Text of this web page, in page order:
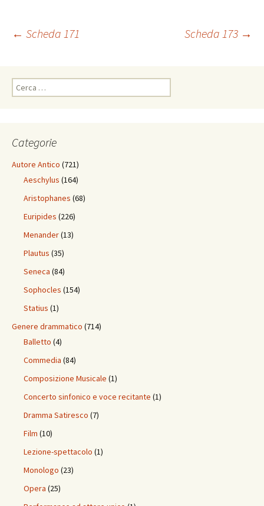
Navigazione
articolo
← Scheda 171 Scheda 173 →
Ricerca
per:
Categorie
Autore Antico (721)
Aeschylus (164)
Aristophanes (68)
Euripides (226)
Menander(13)
Plautus (35)
Seneca (84)
Sophocles (154)
Statius (1)
Genere drammatico (714)
Balletto (4)
Commedia (84)
Composizione Musicale (1)
Concerto sinfonico e voce recitante (1)
Dramma Satiresco (7)
Film (10)
Lezione-spettacolo (1)
Monologo (23)
Opera (25)